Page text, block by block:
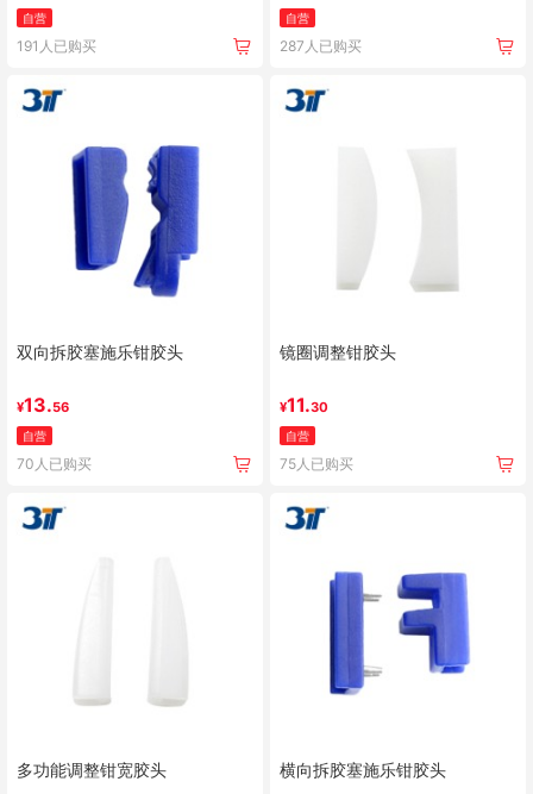
自营
191人已购买
自营
287人已购买
双向拆胶塞施乐钳胶头
¥13.56
自营
70人已购买
镜圈调整钳胶头
¥11.30
自营
75人已购买
多功能调整钳宽胶头 横向拆胶塞施乐钳胶头